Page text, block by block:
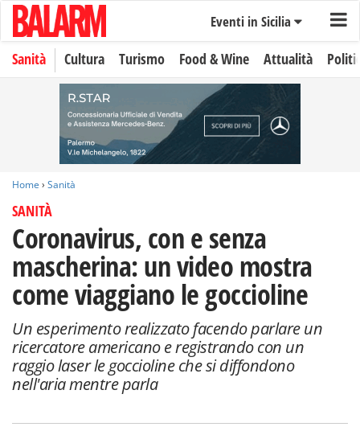
Eventi in Sicilia
Sanità Cultura Turismo Food & Wine Attualità
Home › Sanità
SANITÀ
Coronavirus, con e senza
mascherina: un video mostra
come viaggiano le goccioline
Un esperimento realizzato facendo parlare un
ricercatore americano e registrando con un
raggio laser le goccioline che si diffondono
nell'aria mentre parla